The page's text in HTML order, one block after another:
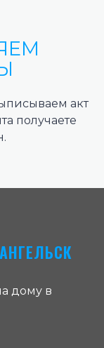
акт
получаете
дому в